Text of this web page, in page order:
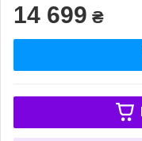
14 699 ₴